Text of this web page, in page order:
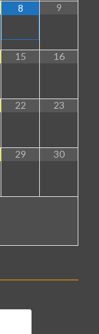
8 9
15 16
22 23
29 30